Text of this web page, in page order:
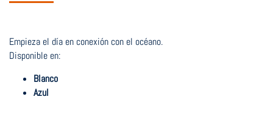
Empieza el día en conexión con el océano.
Disponible en:
Blanco
Azul